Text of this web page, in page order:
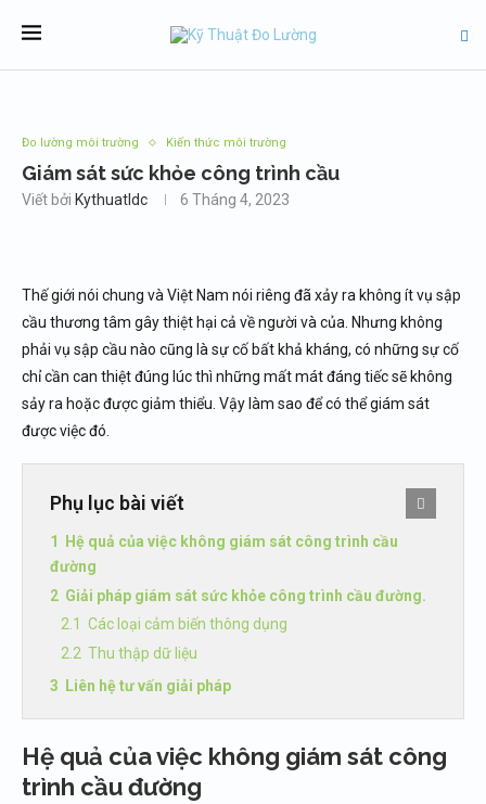
Đo lường môi trường Kiến thức môi trường
Giám sát sức khỏe công trình cầu
Viết bởi Kythuatldc 6 Tháng 4, 2023
Thế giới nói chung và Việt Nam nói riêng đã xảy ra không ít vụ sập
cầu thương tâm gây thiệt hại cả về người và của. Nhưng không
phải vụ sập cầu nào cũng là sự cố bất khả kháng, có những sự cố
chỉ cần can thiệt đúng lúc thì những mất mát đáng tiếc sẽ không
sảy ra hoặc được giảm thiểu. Vậy làm sao để có thể giám sát
được việc đó.
Phụ lục bài viết
Hệ quả của việc không giám sát công trình cầu
đường
Giải pháp giám sát sức khỏe công trình cầu đường.
Các loại cảm biến thông dụng
Thu thập dữ liệu
Liên hệ tư vấn giải pháp
Hệ quả của việc không giám sát công
trình cầu đường